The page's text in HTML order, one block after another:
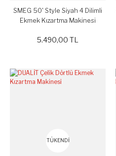
SMEG 50' Style Siyah 4 Dilimli
Ekmek Kızartma Makinesi
5.490,00 TL
TÜKENDİ